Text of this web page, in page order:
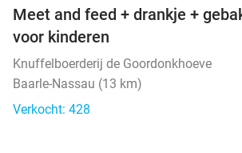
Meet and feed + drankje +
voor kinderen
Knuffelboerderij de Goordonkhoeve
Baarle-Nassau (13 km)
Verkocht: 428